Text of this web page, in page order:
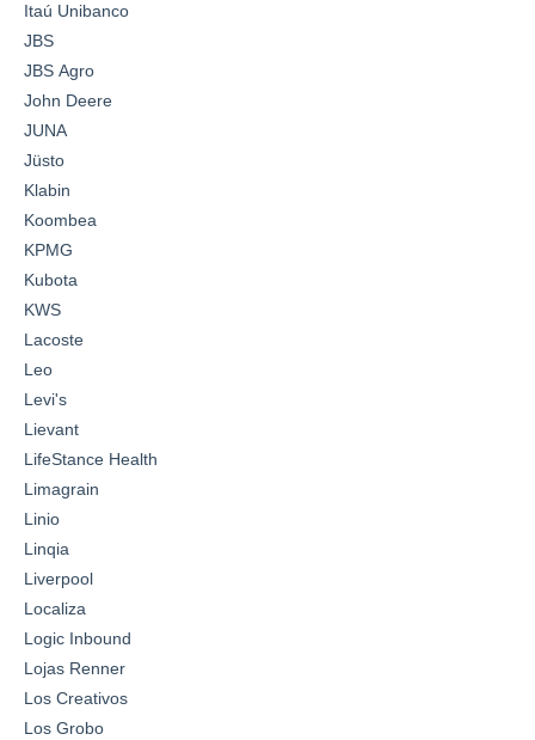
Itaú Unibanco
JBS
JBS Agro
John Deere
JUNA
Jüsto
Klabin
Koombea
KPMG
Kubota
KWS
Lacoste
Leo
Levi's
Lievant
LifeStance Health
Limagrain
Linio
Linqia
Liverpool
Localiza
Logic Inbound
Lojas Renner
Los Creativos
Los Grobo